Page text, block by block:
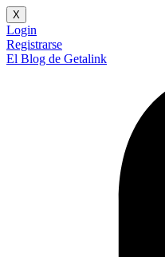
X
Login
Registrarse
El Blog de Getalink